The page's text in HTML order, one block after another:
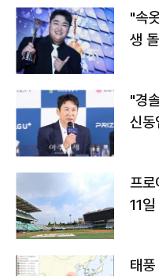
"속
생
"경
신동
프
11
태